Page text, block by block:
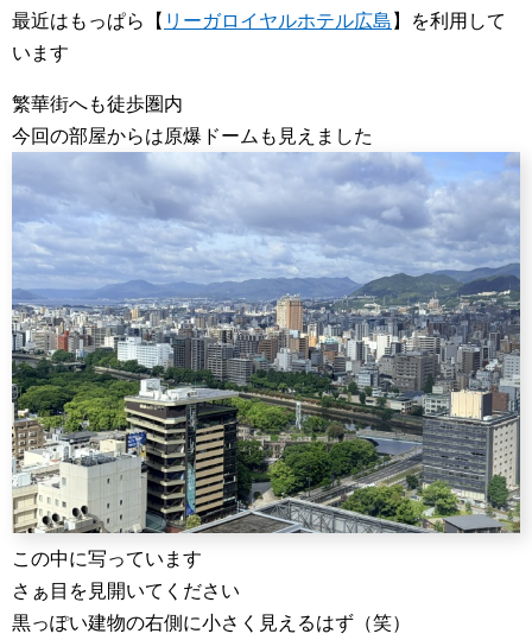
最近はもっぱら【 リーガロイヤルホテル広島 】を利用して
います
繁華街へも徒歩圏内
今回の部屋からは原爆ドームも見えました
この中に写っています
さぁ目を見開いてください
黒っぽい建物の右側に小さく見えるはず（笑）